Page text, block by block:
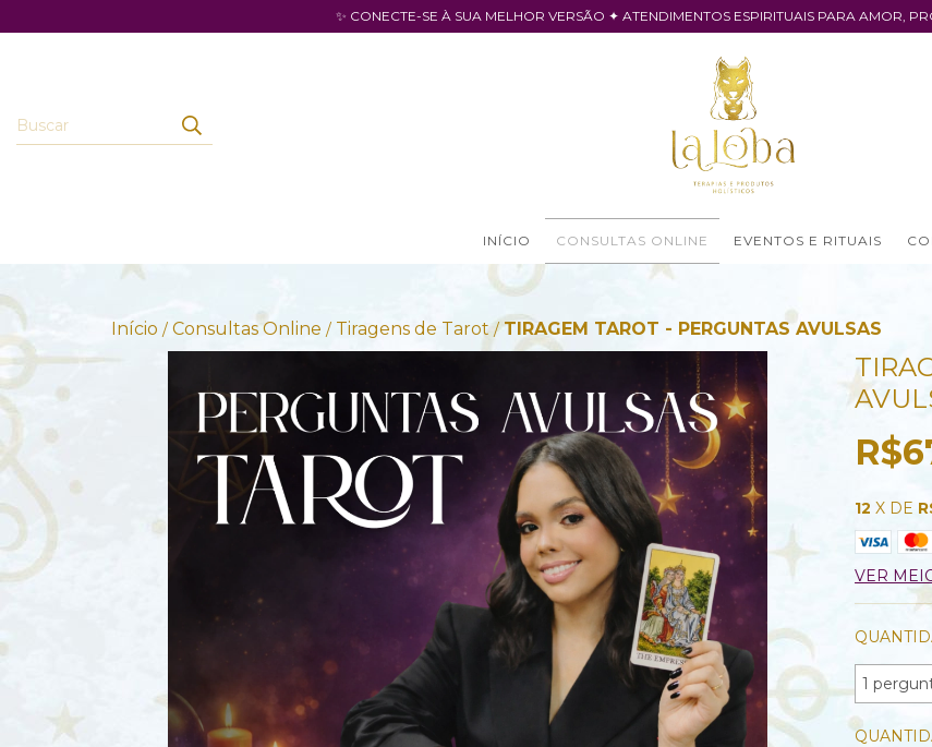
✨ CONECTE-SE À SUA MELHOR VERSÃO ✦ ATENDIMENTOS ESPIRITUAIS PARA AMOR,
INÍCIO CONSULTAS ONLINE EVENTOS E RITUAIS
Início / Consultas Online / Tiragens de Tarot / TIRAGEM TAROT - PERGUNTAS AVULSAS
12 X DE
VER